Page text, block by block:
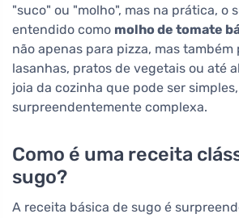
"suco" ou "molho", mas na prática, o
entendido como molho de tomate
não apenas para pizza, mas também
lasanhas, pratos de vegetais ou até
joia da cozinha que pode ser
surpreendentemente complexa.
Como é uma receita
sugo?
A receita básica de sugo é